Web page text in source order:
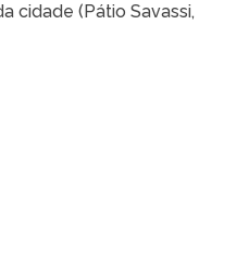
cidade (Pátio Savassi,